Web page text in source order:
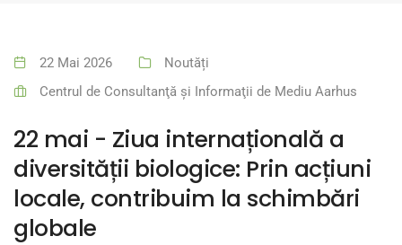
22 Mai 2026
Noutăți
Centrul de Consultanţă şi Informaţii de Mediu Aarhus
22 mai - Ziua internațională a
diversității biologice: Prin acțiuni
locale, contribuim la schimbări
globale